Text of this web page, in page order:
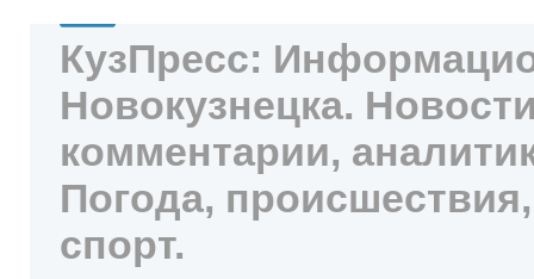
КузПресс:
Новокузнецка.
комментарии,
Погода,
спорт.